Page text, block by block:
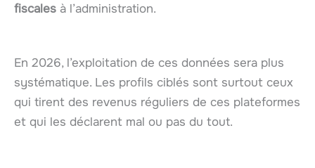
fiscales à l’administration.
En 2026, l’exploitation de ces données sera plus
systématique. Les profils ciblés sont surtout ceux
qui tirent des revenus réguliers de ces plateformes
et qui les déclarent mal ou pas du tout.